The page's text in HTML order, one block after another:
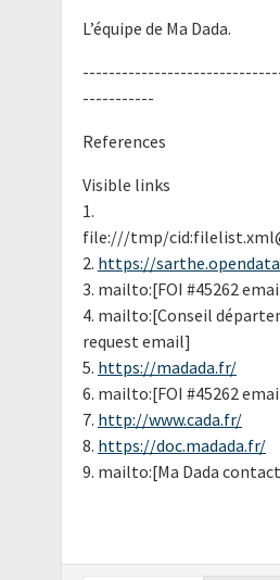
L’équipe de Ma Dada.
-----------
References
Visible links
1.
file:///tmp/
2. https://
3. mailto:[FOI #45262
4. mailto:[Conseil
request email]
5. https://madada.fr/
6. mailto:[FOI #45262
7. http://www.cada.fr/
8. https://doc.madada.fr/
9. mailto:[Ma Dada